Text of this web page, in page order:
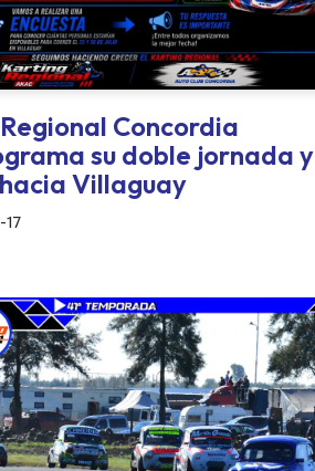
Concordia
su doble jornada y
Villaguay